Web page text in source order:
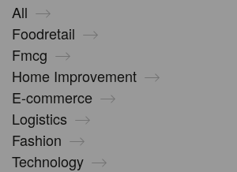
All
Foodretail
Fmcg
Home Improvement
E-commerce
Logistics
Fashion
Technology